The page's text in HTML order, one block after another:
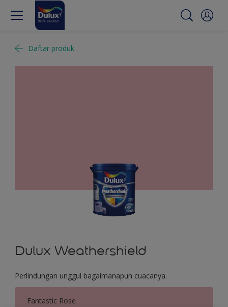
Daftar produk
Dulux Weathershield
Perlindungan unggul bagaimanapun cuacanya.
Fantastic Rose